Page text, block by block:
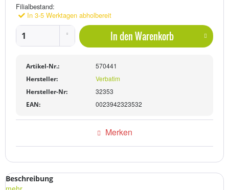
Filialbestand:
In 3-5 Werktagen abholbereit
In denWarenkorb
Artikel-Nr.:
570441
Hersteller:
Verbatim
Hersteller-Nr:
32353
EAN:
0023942323532
Merken
Beschreibung